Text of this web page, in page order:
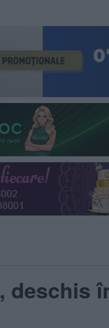
deschis